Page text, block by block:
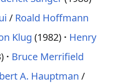
/ Roald Hoffmann
Klug (1982)
Henry
Bruce Merrifield
A. Hauptman /